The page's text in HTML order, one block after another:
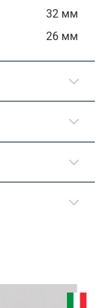
32 мм
26 мм